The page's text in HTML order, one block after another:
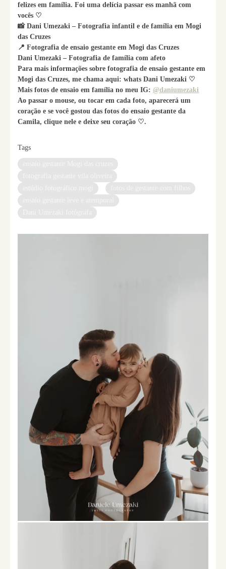
felizes em família. Foi uma delícia passar ess manhã com
vocês ♡
📸 Dani Umezaki – Fotografia infantil e de família em Mogi
das Cruzes
📍 Fotografia de ensaio gestante em Mogi das Cruzes
Dani Umezaki – Fotografia de família com afeto
Para mais informações sobre fotografia de ensaio gestante em
Mogi das Cruzes, me chama aqui: whats Dani Umezaki ♡
Mais fotos de ensaio em família no meu IG: @daniumezaki
Ao passar o mouse, ou tocar em cada foto, aparecerá um
coração e se você gostou das fotos do ensaio gestante da
Camila, clique nele e deixe seu coração ♡.
Tags